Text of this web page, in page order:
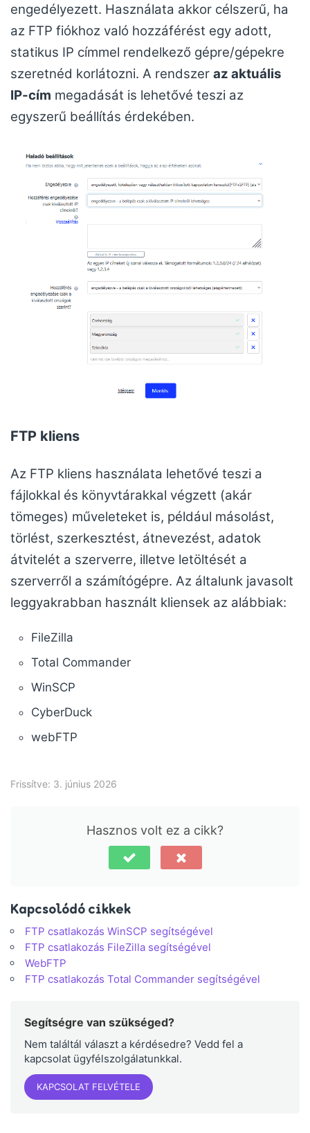
engedélyezett. Használata akkor célszerű, ha
az FTP fiókhoz való hozzáférést egy adott,
statikus IP címmel rendelkező gépre/gépekre
szeretnéd korlátozni. A rendszer az aktuális
IP-cím megadását is lehetővé teszi az
egyszerű beállítás érdekében.
FTP kliens
Az FTP kliens használata lehetővé teszi a
fájlokkal és könyvtárakkal végzett (akár
tömeges) műveleteket is, például másolást,
törlést, szerkesztést, átnevezést, adatok
átvitelét a szerverre, illetve letöltését a
szerverről a számítógépre. Az általunk javasolt
leggyakrabban használt kliensek az alábbiak:
FileZilla
Total Commander
WinSCP
CyberDuck
webFTP
Frissítve: 3. június 2026
Hasznos volt ez a cikk?
Kapcsolódó cikkek
FTP csatlakozás WinSCP segítségével
FTP csatlakozás FileZilla segítségével
WebFTP
FTP csatlakozás Total Commander segítségével
Segítségre van szükséged?
Nem találtál választ a kérdésedre? Vedd fel a
kapcsolat ügyfélszolgálatunkkal.
KAPCSOLAT FELVÉTELE